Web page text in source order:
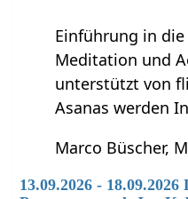
Einführung in
Meditation und
unterstützt von
Asanas werden
Marco Büscher,
13.09.2026 -